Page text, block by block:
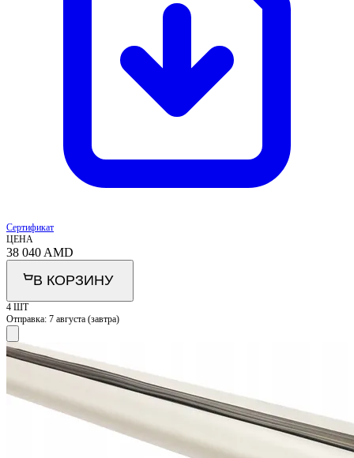
Сертификат
ЦЕНА
38 040 AMD
В КОРЗИНУ
4 ШТ
Отправка: 7 августа (завтра)